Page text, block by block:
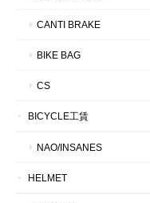
CANTI BRAKE
BIKE BAG
CS
BICYCLE工賃
NAO/INSANES
HELMET